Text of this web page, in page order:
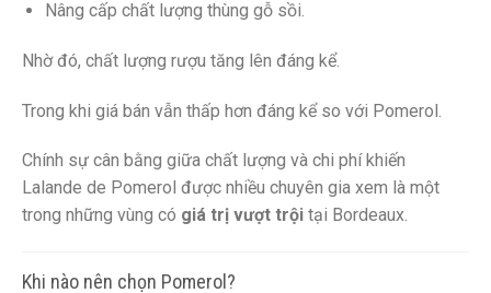
Nâng cấp chất lượng thùng gỗ sồi.
Nhờ đó, chất lượng rượu tăng lên đáng kể.
Trong khi giá bán vẫn thấp hơn đáng kể so với Pomerol.
Chính sự cân bằng giữa chất lượng và chi phí khiến
Lalande de Pomerol được nhiều chuyên gia xem là một
trong những vùng có giá trị vượt trội tại Bordeaux.
Khi nào nên chọn Pomerol?